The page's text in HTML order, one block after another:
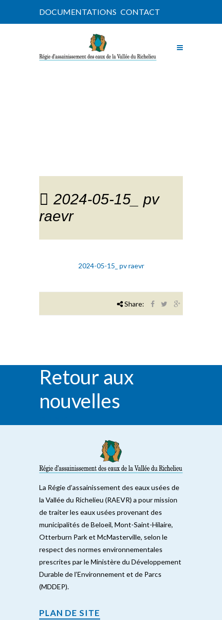
DOCUMENTATIONS CONTACT
2024-05-15_ pv
raevr
2024-05-15_ pv raevr
Share:
Retour aux
nouvelles
La Régie d’assainissement des eaux usées de
la Vallée du Richelieu (RAEVR) a pour mission
de traiter les eaux usées provenant des
municipalités de Beloeil, Mont-Saint-Hilaire,
Otterburn Park et McMasterville, selon le
respect des normes environnementales
prescrites par le Ministère du Développement
Durable de l’Environnement et de Parcs
(MDDEP).
PLAN DE SITE